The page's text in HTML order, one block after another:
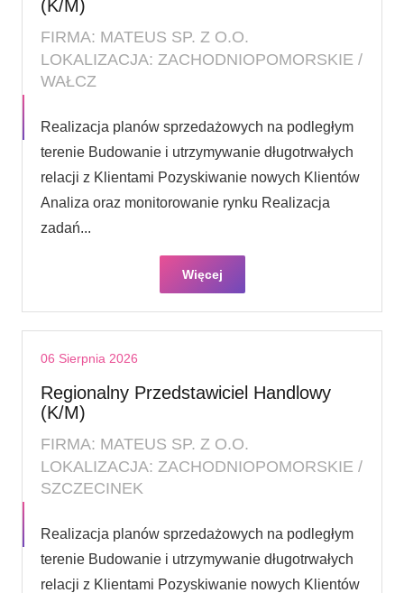
(K/M)
FIRMA: MATEUS SP. Z O.O.
LOKALIZACJA: ZACHODNIOPOMORSKIE /
WAŁCZ
Realizacja planów sprzedażowych na podległym
terenie Budowanie i utrzymywanie długotrwałych
relacji z Klientami Pozyskiwanie nowych Klientów
Analiza oraz monitorowanie rynku Realizacja
zadań...
Więcej
06 Sierpnia 2026
Regionalny Przedstawiciel Handlowy
(K/M)
FIRMA: MATEUS SP. Z O.O.
LOKALIZACJA: ZACHODNIOPOMORSKIE /
SZCZECINEK
Realizacja planów sprzedażowych na podległym
terenie Budowanie i utrzymywanie długotrwałych
relacji z Klientami Pozyskiwanie nowych Klientów